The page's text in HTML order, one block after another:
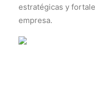
estratégicas y
empresa.